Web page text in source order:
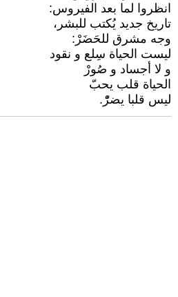
انظروا لما بعد الفيروس:
تاريخ جديد يُكتب للبشر،
وجه مشرق للحَضَرْ:
ليست الحياة سِلع و نقود
و لا أجساد و صُورْ
الحياة قلب يحبّ
ليس قلبا يضرّْ.